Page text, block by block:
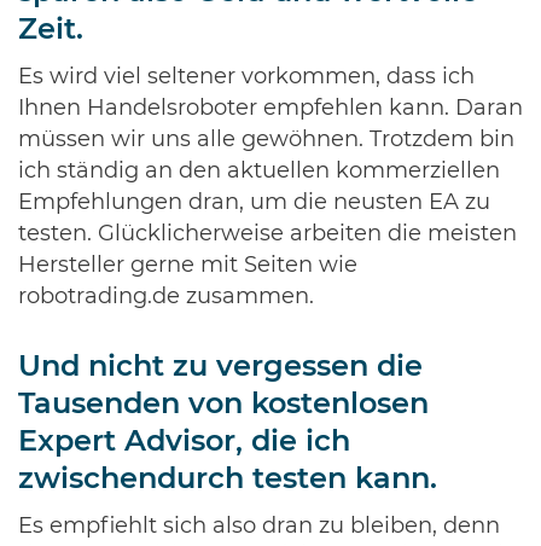
Zeit.
Es wird viel seltener vorkommen, dass ich
Ihnen Handelsroboter empfehlen kann. Daran
müssen wir uns alle gewöhnen. Trotzdem bin
ich ständig an den aktuellen kommerziellen
Empfehlungen dran, um die neusten EA zu
testen. Glücklicherweise arbeiten die meisten
Hersteller gerne mit Seiten wie
robotrading.de zusammen.
Und nicht zu vergessen die
Tausenden von kostenlosen
Expert Advisor, die ich
zwischendurch testen kann.
Es empfiehlt sich also dran zu bleiben, denn